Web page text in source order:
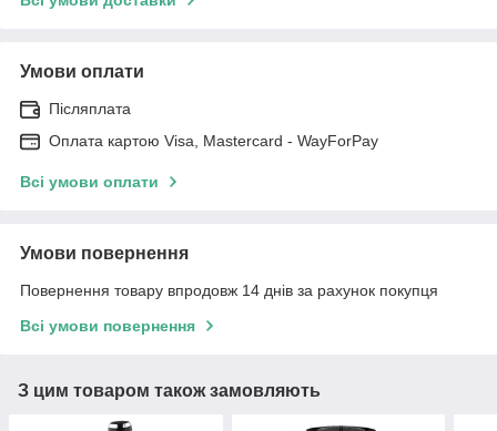
Умови оплати
Післяплата
Оплата картою Visa, Mastercard - WayForPay
Всі умови оплати
Умови повернення
Повернення товару впродовж 14 днів за рахунок покупця
Всі умови повернення
З цим товаром також замовляють